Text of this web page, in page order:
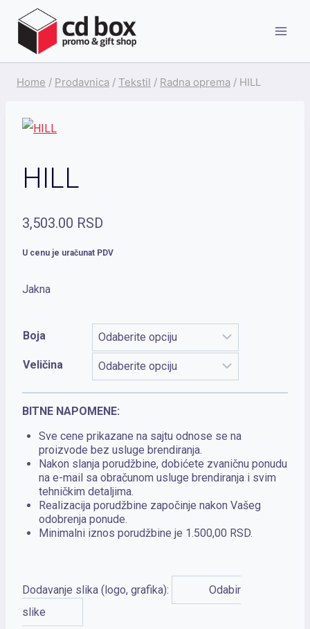
content
Home / Prodavnica / Tekstil / Radna oprema / HILL
HILL
3,503.00 RSD
U cenu je uračunat PDV
Jakna
Boja
Veličina
BITNE NAPOMENE:
Sve cene prikazane na sajtu odnose se na
proizvode bez usluge brendiranja.
Nakon slanja porudžbine, dobićete zvaničnu ponudu
na e-mail sa obračunom usluge brendiranja i svim
tehničkim detaljima.
Realizacija porudžbine započinje nakon Vašeg
odobrenja ponude.
Minimalni iznos porudžbine je 1.500,00 RSD.
Dodavanje slika (logo, grafika):
Odabir
slike